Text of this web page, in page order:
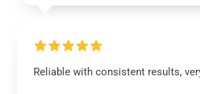
Reliable with consistent results,